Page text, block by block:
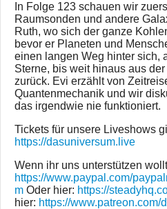
In Folge 123 schauen wir
Raumsonden und andere
Ruth, wo sich der ganze
bevor er Planeten und
einen langen Weg hinter sich,
Sterne, bis weit hinaus aus
zurück. Evi erzählt von
Quantenmechanik und wir
das irgendwie nie funktioniert.
Tickets für unsere Liveshows
https://dasuniversum.live
Wenn ihr uns unterstützen
https://www.paypal.com/
m Oder hier: https://
hier: https://www.patreon.com/